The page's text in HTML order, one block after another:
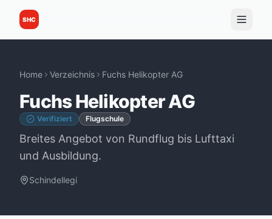
SHC
Home Verzeichnis Fuchs Helikopter AG
Fuchs Helikopter AG
Verifiziert Flugschule
Breites Angebot von Rundflug bis Lufttaxi
und Ausbildung.
Schindellegi